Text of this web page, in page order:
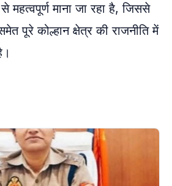
महत्वपूर्ण माना जा रहा है, जिससे
पूरे कोल्हान क्षेत्र की राजनीति में